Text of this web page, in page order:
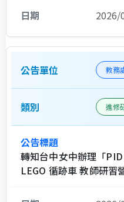
2026/
教務
進修
轉知台中女中辦理「
LEGO 循跡車 教師研習